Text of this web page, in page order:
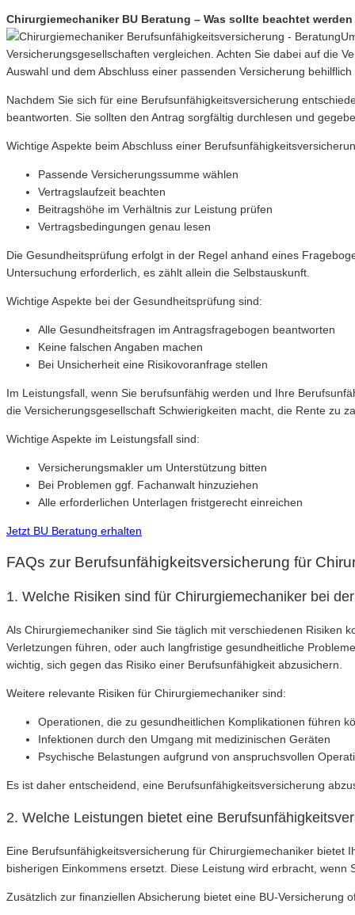
Chirurgiemechaniker BU Beratung – Was sollte beachtet
Versicherungsgesellschaften vergleichen. Achten Sie dabei auf die
Auswahl und dem Abschluss einer passenden Versicherung behilflich
Nachdem Sie sich für eine Berufsunfähigkeitsversicherung
beantworten. Sie sollten den Antrag sorgfältig durchlesen und
Wichtige Aspekte beim Abschluss einer
Passende Versicherungssumme wählen
Vertragslaufzeit beachten
Beitragshöhe im Verhältnis zur Leistung prüfen
Vertragsbedingungen genau lesen
Die Gesundheitsprüfung erfolgt in der Regel anhand eines
Untersuchung erforderlich, es zählt allein die Selbstauskunft.
Wichtige Aspekte bei der Gesundheitsprüfung sind:
Alle Gesundheitsfragen im Antragsfragebogen beantworten
Keine falschen Angaben machen
Bei Unsicherheit eine Risikovoranfrage stellen
Im Leistungsfall, wenn Sie berufsunfähig werden und Ihre
die Versicherungsgesellschaft Schwierigkeiten macht, die Rente zu
Wichtige Aspekte im Leistungsfall sind:
Versicherungsmakler um Unterstützung bitten
Bei Problemen ggf. Fachanwalt hinzuziehen
Alle erforderlichen Unterlagen fristgerecht einreichen
Jetzt BU Beratung erhalten
FAQs zur Berufsunfähigkeitsversicherung für
1. Welche Risiken sind für Chirurgiemechaniker bei
Als Chirurgiemechaniker sind Sie täglich mit verschiedenen Risiken
Verletzungen führen, oder auch langfristige gesundheitliche
wichtig, sich gegen das Risiko einer Berufsunfähigkeit abzusichern.
Weitere relevante Risiken für Chirurgiemechaniker sind:
Operationen, die zu gesundheitlichen Komplikationen führen
Infektionen durch den Umgang mit medizinischen Geräten
Psychische Belastungen aufgrund von anspruchsvollen
Es ist daher entscheidend, eine Berufsunfähigkeitsversicherung
2. Welche Leistungen bietet eine
Eine Berufsunfähigkeitsversicherung für Chirurgiemechaniker bietet
bisherigen Einkommens ersetzt. Diese Leistung wird erbracht,
Zusätzlich zur finanziellen Absicherung bietet eine BU-